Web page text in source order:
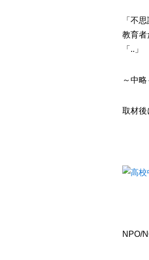
「不
教育者
「..」
～中略
取材後
NPO/